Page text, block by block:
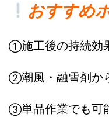
おすすめ
①施工後の持続効
②潮風・融雪剤か
③単品作業でも可